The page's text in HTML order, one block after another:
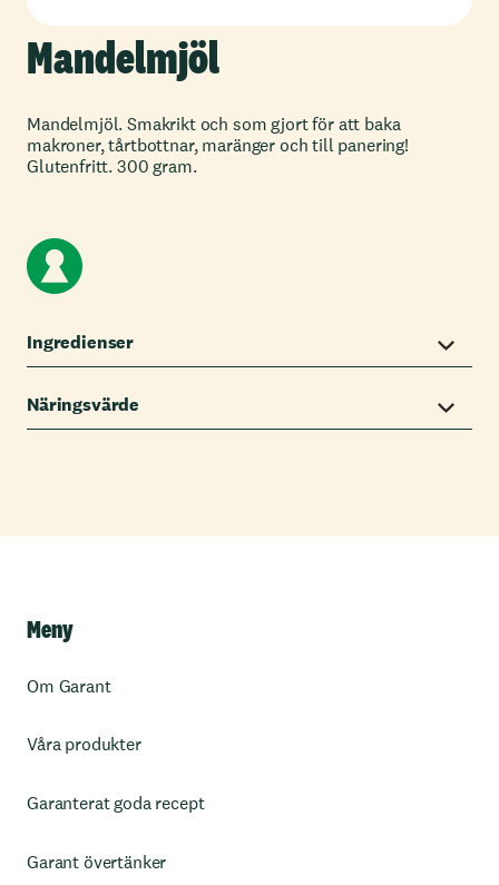
Mandelmjöl
Mandelmjöl. Smakrikt och som gjort för att baka
makroner, tårtbottnar, maränger och till panering!
Glutenfritt. 300 gram.
Ingredienser
Näringsvärde
Meny
Om Garant
Våra produkter
Garanterat goda recept
Garant övertänker